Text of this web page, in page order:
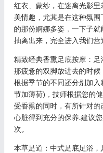
红衣、蒙纱，在迷离光影
美情趣，尤其是在这种氛
的那份婀娜多姿，一下子
抽离出来，完全进入我们营
精致经典香熏足底按摩：
那疲惫的双脚放进去的时
根据季节的不同还分别加
节加薄荷)，技师根据您的
受香熏的同时，有所针对
心脏得到充分的保养.建议
次。
本草足道：中式足底足浴